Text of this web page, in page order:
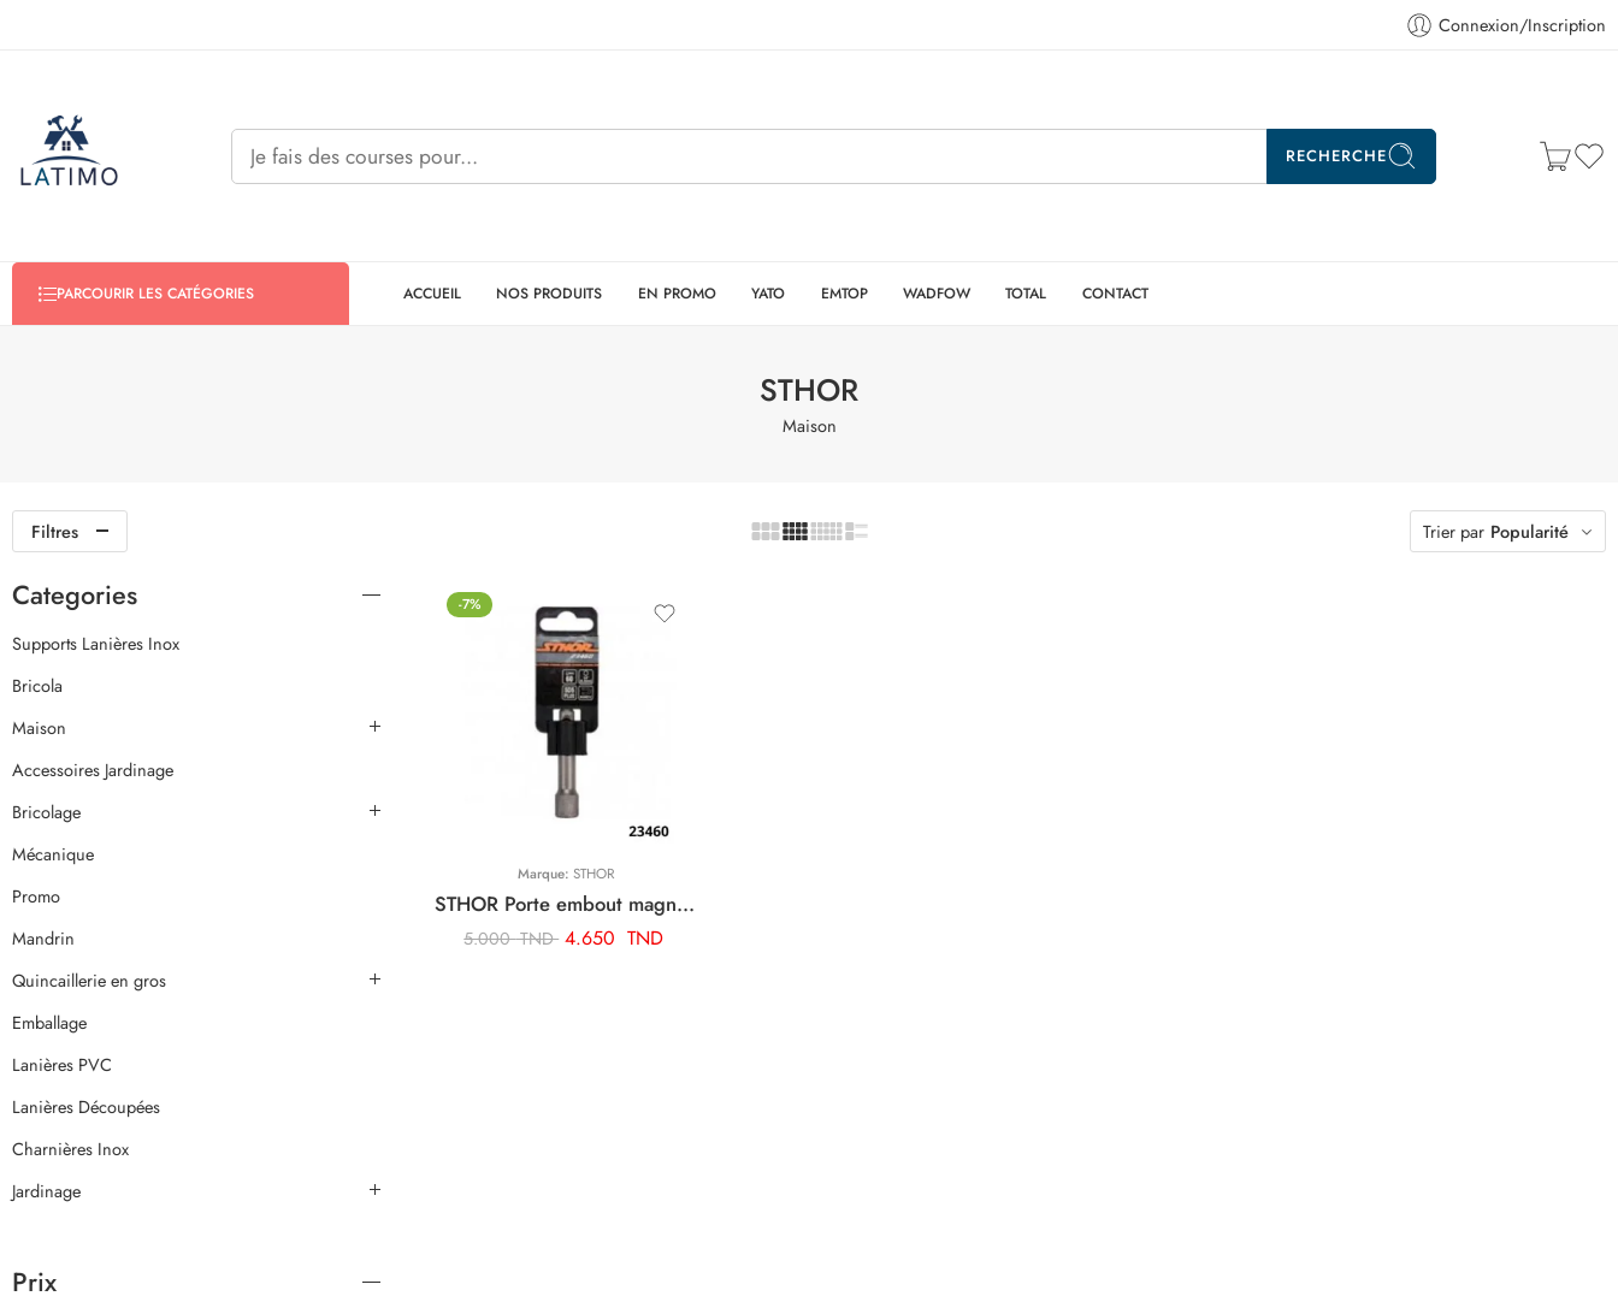
Connexion/Inscription
RECHERCHE
PARCOURIR LES CATÉGORIES ACCUEIL NOS PRODUITS EN PROMO YATO EMTOP WADFOW TOTAL CONTACT
STHOR
Maison
Filtres Trier par Popularité
-7%
Marque:STHOR
STHOR Porte embout magnetique sds plus 23460
5.000TND 4.650 TND
Categories
Supports Lanières Inox
Bricola
Maison
Accessoires Jardinage
Bricolage
Mécanique
Promo
Mandrin
Quincaillerie en gros
Emballage
Lanières PVC
Lanières Découpées
Charnières Inox
Jardinage
Prix